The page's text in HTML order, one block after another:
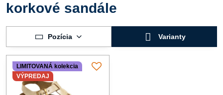
korkové sandále
Pozícia Varianty
LIMITOVANÁ kolekcia
VÝPREDAJ